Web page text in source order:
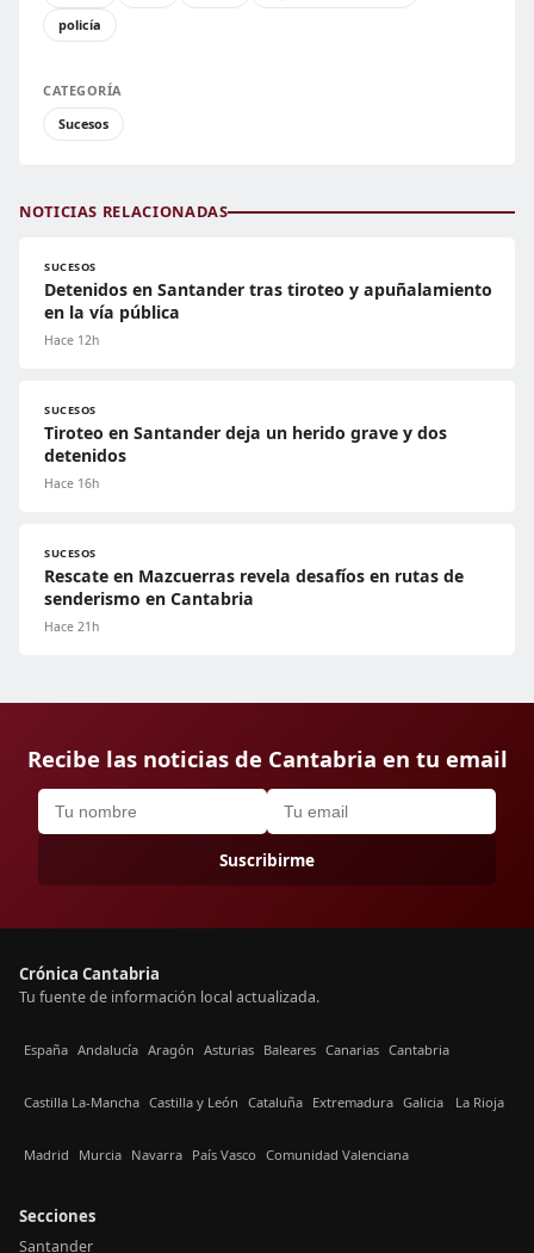
policía
CATEGORÍA
Sucesos
NOTICIAS RELACIONADAS
SUCESOS
Detenidos en Santander tras tiroteo y apuñalamiento
en la vía pública
Hace 12h
SUCESOS
Tiroteo en Santander deja un herido grave y dos
detenidos
Hace 16h
SUCESOS
Rescate en Mazcuerras revela desafíos en rutas de
senderismo en Cantabria
Hace 21h
Recibe las noticias de Cantabria en tu email
Suscribirme
Crónica Cantabria
Tu fuente de información local actualizada.
España Andalucía Aragón Asturias Baleares Canarias Cantabria
Castilla La-Mancha Castilla y León Cataluña Extremadura Galicia La Rioja
Madrid Murcia Navarra País Vasco Comunidad Valenciana
Secciones
Santander